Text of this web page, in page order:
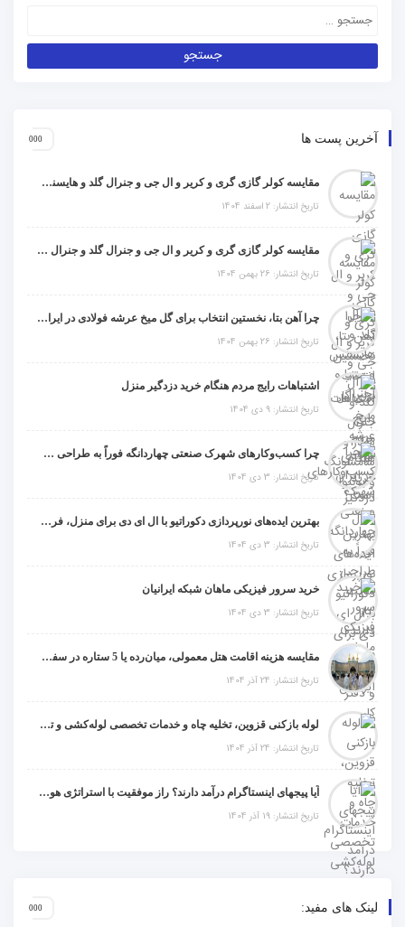
آخرین پست ها
مقایسه کولر گازی گری و کریر و ال جی و جنرال گلد و هایسنس و مدیا و اجنرال
تاریخ انتشار: 2 اسفند 1404
مقایسه کولر گازی گری و کریر و ال جی و جنرال گلد و جنرال شکار و سامسونگ و یونیوا
تاریخ انتشار: 26 بهمن 1404
چرا آهن بتا، نخستین انتخاب برای گل میخ عرشه فولادی در ایران است؟
تاریخ انتشار: 26 بهمن 1404
اشتباهات رایج مردم هنگام خرید دزدگیر منزل
تاریخ انتشار: 9 دی 1404
چرا کسب‌وکارهای شهرک صنعتی چهاردانگه فوراً به طراحی سایت نیاز دارند؟
تاریخ انتشار: 3 دی 1404
بهترین ایده‌های نورپردازی دکوراتیو با ال ای دی برای منزل، فروشگاه و دفتر کار
تاریخ انتشار: 3 دی 1404
خرید سرور فیزیکی ماهان شبکه ایرانیان
تاریخ انتشار: 3 دی 1404
مقایسه هزینه اقامت هتل معمولی، میان‌رده یا 5 ستاره در سفر زیارتی عراق
تاریخ انتشار: 24 آذر 1404
لوله بازکنی قزوین، تخلیه چاه و خدمات تخصصی لوله‌کشی و تشخیص ترکیدگی
تاریخ انتشار: 24 آذر 1404
آیا پیجهای اینستاگرام درآمد دارند؟ راز موفقیت با استراتژی هوشمندانه
تاریخ انتشار: 19 آذر 1404
لینک های مفید: